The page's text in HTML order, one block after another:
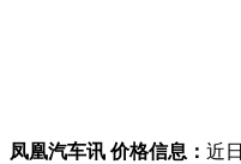
凤凰汽车讯 价格信息： 近